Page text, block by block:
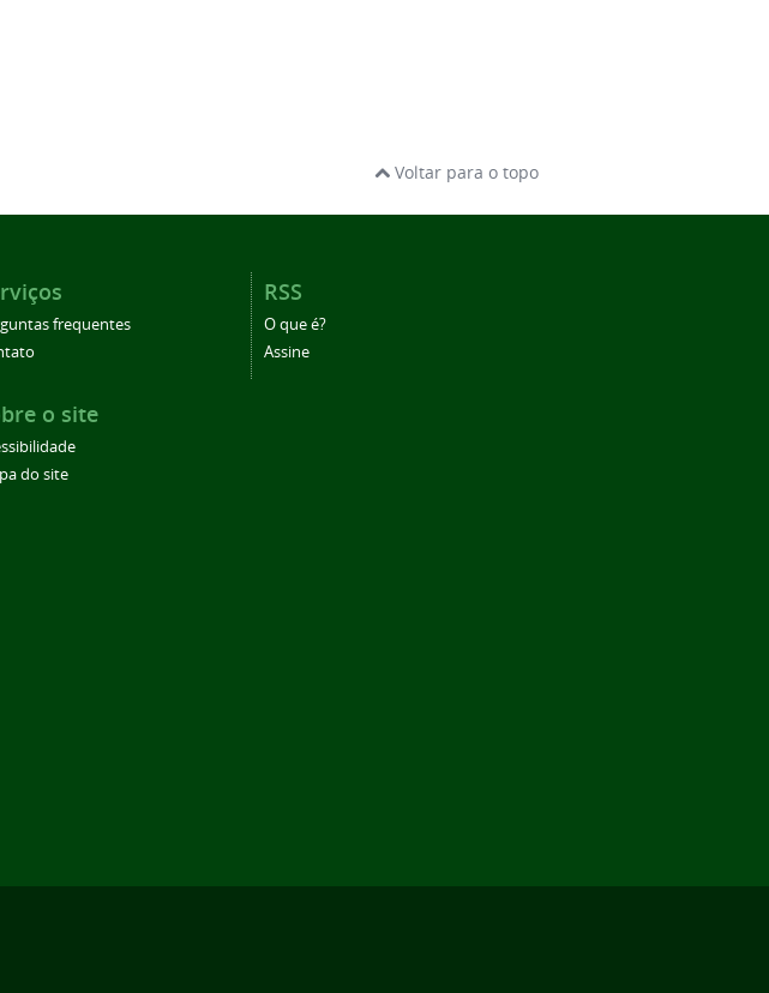
Voltar para o topo
frequentes
RSS
O que é?
Assine
o site
do site